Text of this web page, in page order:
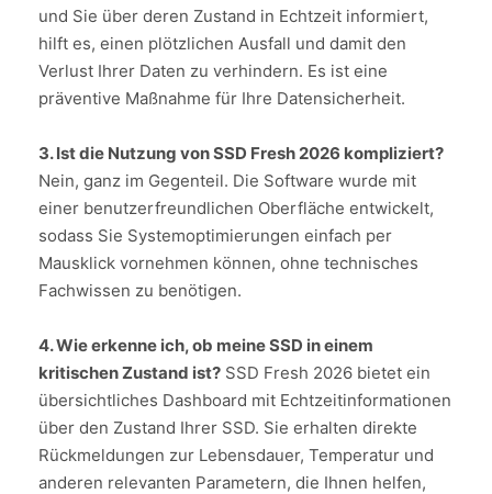
und Sie über deren Zustand in Echtzeit informiert,
hilft es, einen plötzlichen Ausfall und damit den
Verlust Ihrer Daten zu verhindern. Es ist eine
präventive Maßnahme für Ihre Datensicherheit.
3. Ist die Nutzung von SSD Fresh 2026 kompliziert?
Nein, ganz im Gegenteil. Die Software wurde mit
einer benutzerfreundlichen Oberfläche entwickelt,
sodass Sie Systemoptimierungen einfach per
Mausklick vornehmen können, ohne technisches
Fachwissen zu benötigen.
4. Wie erkenne ich, ob meine SSD in einem
kritischen Zustand ist? SSD Fresh 2026 bietet ein
übersichtliches Dashboard mit Echtzeitinformationen
über den Zustand Ihrer SSD. Sie erhalten direkte
Rückmeldungen zur Lebensdauer, Temperatur und
anderen relevanten Parametern, die Ihnen helfen,